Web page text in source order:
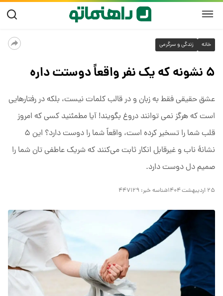
خانه زندگی و سرگرمی
۵ نشونه که یک نفر واقعاً دوستت داره
عشق حقیقی فقط به زبان و در قالب کلمات نیست، بلکه در رفتارهایی
است که هرگز نمی توانند دروغ بگویند! آیا مطمئنید کسی که امروز
قلب شما را تسخیر کرده است، واقعاً شما را دوست دارد؟ این ۵
نشانهٔ ناب و غیرقابل انکار ثابت می‌کنند که شریک عاطفی تان شما را
صمیم دل دوست دارد.
۲۵ اردیبهشت ۱۴۰۴ شناسه خبر: ۴۴۷۱۲۹